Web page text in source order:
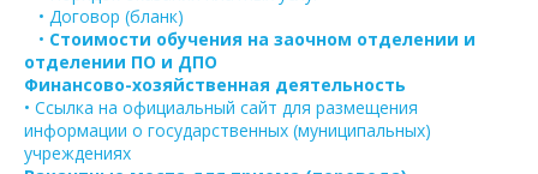
• Договор (бланк)
• Стоимости обучения на заочном отделении и
отделении ПО и ДПО
Финансово-хозяйственная деятельность
• Ссылка на официальный сайт для размещения
информации о государственных (муниципальных)
учреждениях